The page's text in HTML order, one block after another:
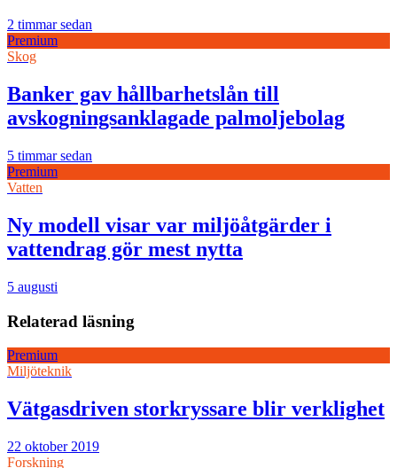
2 timmar sedan
Premium
Skog
Banker gav hållbarhetslån till
avskogningsanklagade palmoljebolag
5 timmar sedan
Premium
Vatten
Ny modell visar var miljöåtgärder i
vattendrag gör mest nytta
5 augusti
Relaterad läsning
Premium
Miljöteknik
Vätgasdriven storkryssare blir verklighet
22 oktober 2019
Forskning